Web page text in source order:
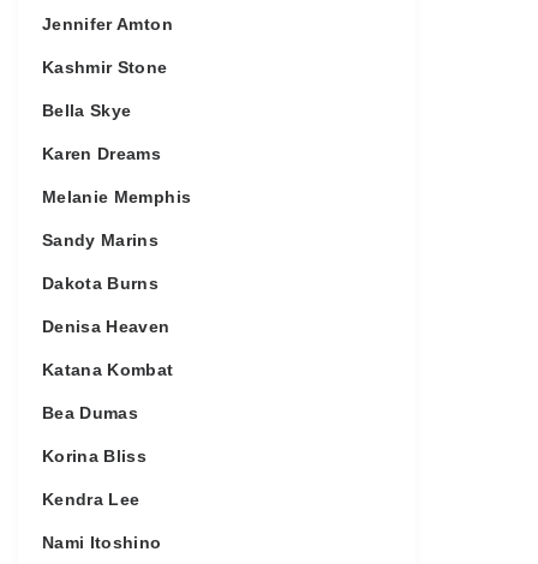
Jennifer Amton
Kashmir Stone
Bella Skye
Karen Dreams
Melanie Memphis
Sandy Marins
Dakota Burns
Denisa Heaven
Katana Kombat
Bea Dumas
Korina Bliss
Kendra Lee
Nami Itoshino